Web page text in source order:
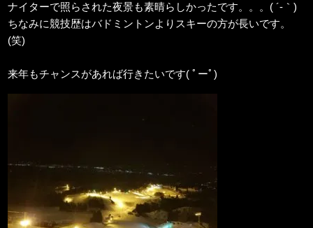
ナイターで照らされた夜景も素晴らしかったです。。。( ´-｀)
ちなみに競技歴はバドミントンよりスキーの方が長いです。
(笑)
来年もチャンスがあれば行きたいです( ﾟーﾟ)